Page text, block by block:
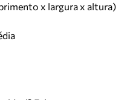
x largura x altura)